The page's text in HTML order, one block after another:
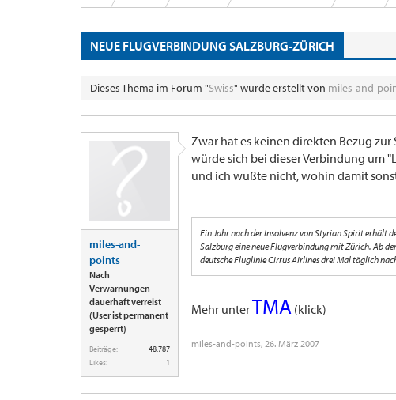
NEUE FLUGVERBINDUNG SALZBURG-ZÜRICH
Dieses Thema im Forum "Swiss" wurde erstellt von miles-and-
miles-and-
points
Nach
Verwarnungen
dauerhaft verreist
(User ist permanent
gesperrt)
Beiträge:
48.787
Likes:
1
Zwar hat es keinen direkten Bezug zur
würde sich bei dieser Verbindung um
und ich wußte nicht, wohin damit
Ein Jahr nach der Insolvenz von Styrian Spirit erhält
Salzburg eine neue Flugverbindung mit Zürich. Ab
deutsche Fluglinie Cirrus Airlines drei Mal täglich
Mehr unterTMA (klick)
miles-and-points, 26. März 2007